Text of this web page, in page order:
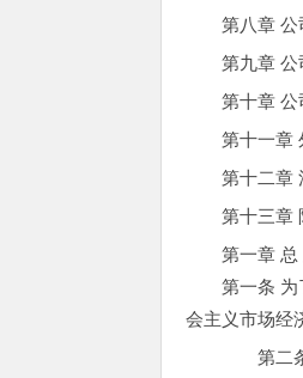
第八章
第九章 公
第十章
第十一章
第十二章
第十三章
第一章 总
第一条 为了
会主义市场经
第二条